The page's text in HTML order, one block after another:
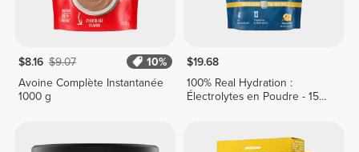
$8.16 $9.07
10%
Avoine Complète Instantanée
1000 g
$19.68
100% Real Hydration :
Électrolytes en Poudre - 15